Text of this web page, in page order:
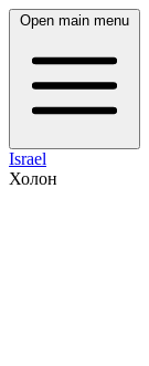
Open main menu
Israel
Холон